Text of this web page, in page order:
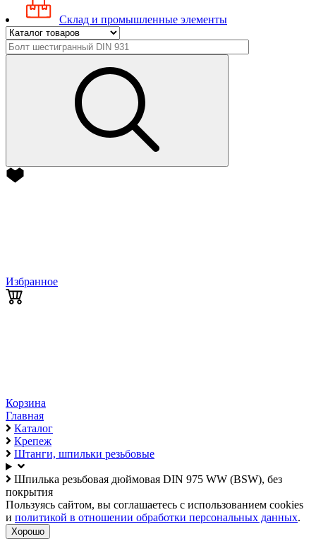
Склад и промышленные элементы
Избранное
Корзина
Главная
Каталог
Крепеж
Штанги, шпильки резьбовые
Шпилька резьбовая дюймовая DIN 975 WW (BSW), без
покрытия
Пользуясь сайтом, вы соглашаетесь с использованием cookies
и политикой в отношении обработки персональных данных.
Хорошо